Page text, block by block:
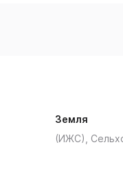
Земля
(ИЖС),